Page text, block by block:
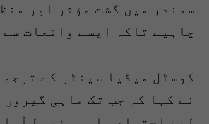
سمندر میں گشت مؤثر اور
چاہیے تاکہ ایسے واقعات سے
کوسٹل میڈیا سینٹر کے
نے کہا کہ جب تک ماہی